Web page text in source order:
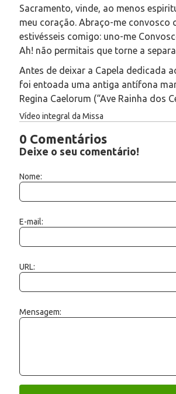
Sacramento, vinde, ao menos
meu coração. Abraço-me convosco
estivésseis comigo: uno-me
Ah! não permitais que torne a
Antes de deixar a Capela dedicada
foi entoada uma antiga antífona
Regina Caelorum (“Ave Rainha dos
Vídeo integral da Missa
0 Comentários
Deixe o seu comentário!
Nome:
E-mail:
URL:
Mensagem: